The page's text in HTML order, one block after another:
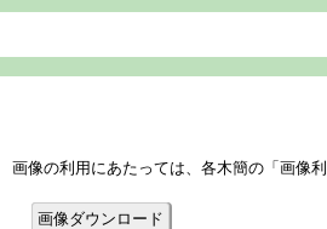
画像の利用にあたっては、各木簡の「画像
画像ダウンロード